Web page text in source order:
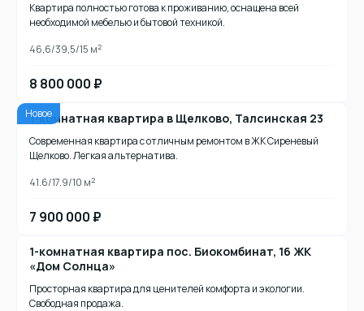
Квартира полностью готова к проживанию, оснащена всей
необходимой мебелью и бытовой техникой.
46,6/39,5/15 м2
8 800 000 ₽
Новое
1-комнатная квартира в Щелково, Талсинская 23
Современная квартира с отличным ремонтом в ЖК Сиреневый
Щелково. Легкая альтернатива.
41.6/17.9/10 м2
7 900 000 ₽
1-комнатная квартира пос. Биокомбинат, 16 ЖК
«Дом Солнца»
Просторная квартира для ценителей комфорта и экологии.
Свободная продажа.